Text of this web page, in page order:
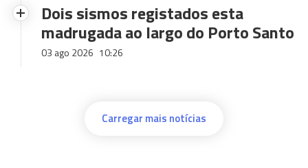
Dois sismos registados esta
madrugada ao largo do Porto Santo
03 ago 2026 10:26
Carregar mais notícias